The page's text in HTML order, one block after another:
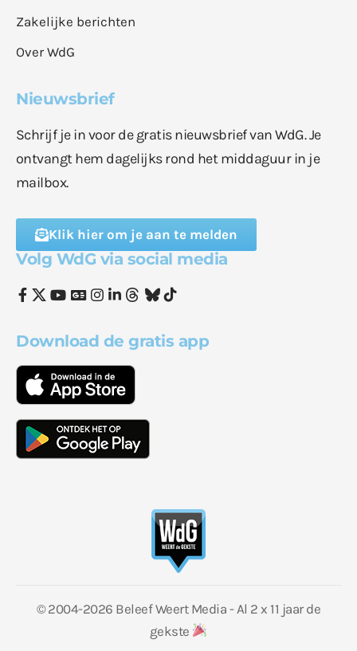
Zakelijke berichten
Over WdG
Nieuwsbrief
Schrijf je in voor de gratis nieuwsbrief van WdG. Je
ontvangt hem dagelijks rond het middaguur in je
mailbox.
Klik hier om je aan te melden
Volg WdG via social media
Download de gratis app
© 2004-2026 Beleef Weert Media - Al 2 x 11 jaar de
gekste